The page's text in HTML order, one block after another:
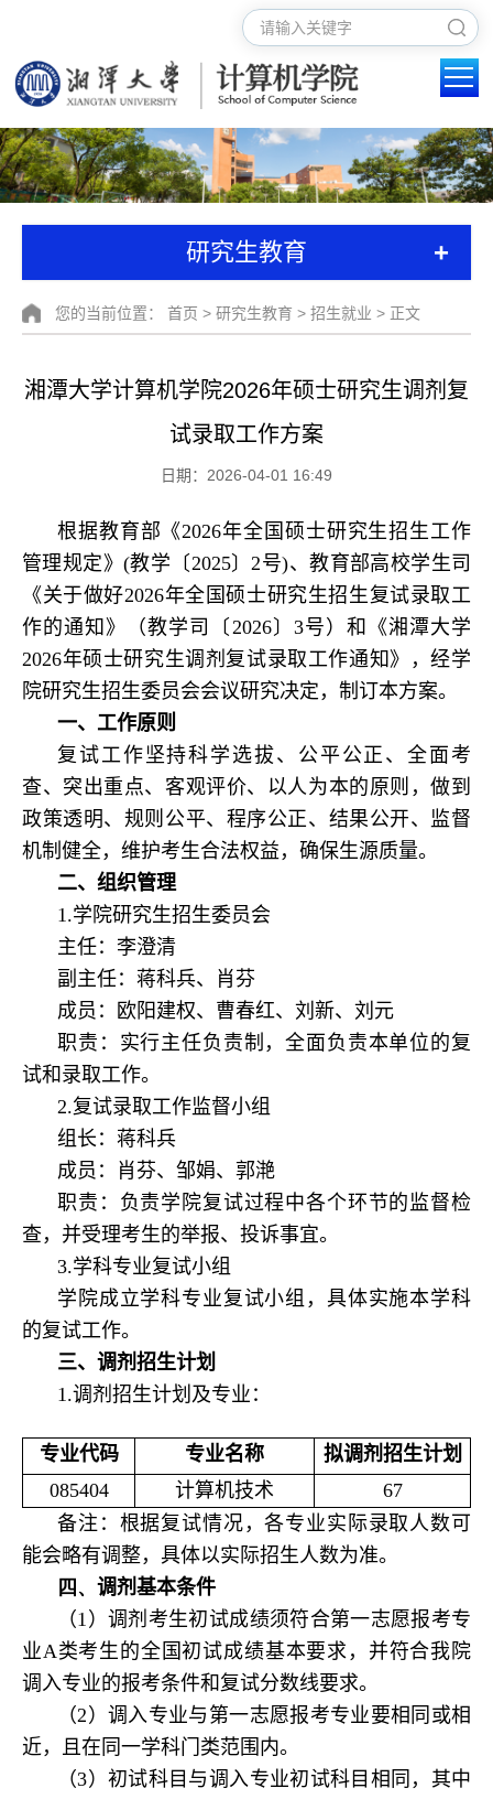
研究生教育 +
您的当前位置： 首页 > 研究生教育 > 招生就业 > 正文
湘潭大学计算机学院2026年硕士研究生调剂复
试录取工作方案
日期：2026-04-01 16:49
根据教育部《2026年全国硕士研究生招生工作
管理规定》(教学〔2025〕2号)、教育部高校学生司
《关于做好2026年全国硕士研究生招生复试录取工
作的通知》（教学司〔2026〕3号）和《湘潭大学
2026年硕士研究生调剂复试录取工作通知》
，经学
院研究生招生委员会会议研究决定，制订本方案。
一、工作原则
复试工作坚持科学选拔、公平公正、全面考
查、突出重点、客观评价、以人为本的原则，做到
政策透明、规则公平、程序公正、结果公开、监督
机制健全，维护考生合法权益，确保生源质量。
二、组织管理
1.学院研究生招生委员会
主任：李澄清
副主任：蒋科兵、肖芬
成员：欧阳建权、曹春红、刘新、刘元
职责：实行主任负责制，全面负责本单位的复
试和录取工作。
2.复试录取工作监督小组
组长：蒋科兵
成员：肖芬、邹娟、郭滟
职责：负责学院复试过程中各个环节的监督检
查，并受理考生的举报、投诉事宜。
3.学科专业复试小组
学院成立学科专业复试小组，具体实施本学科
的复试工作。
三、调剂招生计划
1.调剂招生计划及专业：
专业代码 专业名称
拟调剂招生计划
085404
计算机技术
67
备注：根据复试情况，各专业实际录取人数可
能会略有调整，具体以实际招生人数为准。
四、 调剂基本条件
（1）调剂考生初试成绩须符合第一志愿报考专
业A类考生的全国初试成绩基本要求，并符合我院
调入专业的报考条件和复试分数线要求。
（2）调入专业与第一志愿报考专业要相同或相
近，且在同一学科门类范围内。
（3）初试科目与调入专业初试科目相同，其中